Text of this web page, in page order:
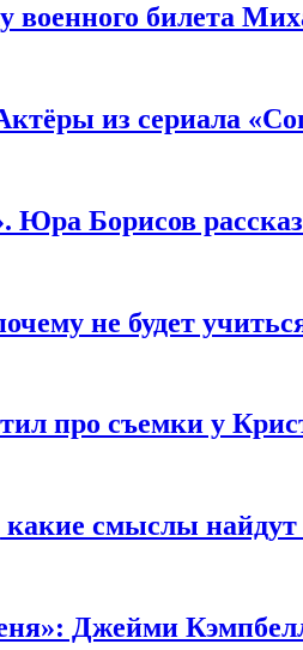
военного билета
из сериала
Юра Борисов
не будет
про съемки у
какие смыслы
Джейми